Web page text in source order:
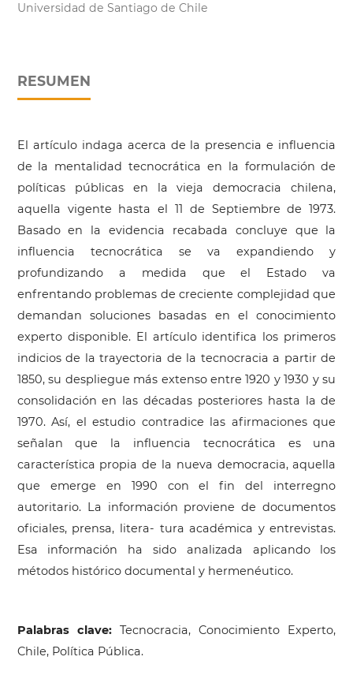
Universidad de Santiago de Chile
RESUMEN
El artículo indaga acerca de la presencia e influencia
de la mentalidad tecnocrática en la formulación de
políticas públicas en la vieja democracia chilena,
aquella vigente hasta el 11 de Septiembre de 1973.
Basado en la evidencia recabada concluye que la
influencia tecnocrática se va expandiendo y
profundizando a medida que el Estado va
enfrentando problemas de creciente complejidad que
demandan soluciones basadas en el conocimiento
experto disponible. El artículo identifica los primeros
indicios de la trayectoria de la tecnocracia a partir de
1850, su despliegue más extenso entre 1920 y 1930 y su
consolidación en las décadas posteriores hasta la de
1970. Así, el estudio contradice las afirmaciones que
señalan que la influencia tecnocrática es una
característica propia de la nueva democracia, aquella
que emerge en 1990 con el fin del interregno
autoritario. La información proviene de documentos
oficiales, prensa, litera- tura académica y entrevistas.
Esa información ha sido analizada aplicando los
métodos histórico documental y hermenéutico.
Palabras clave:Tecnocracia, Conocimiento Experto,
Chile, Política Pública.